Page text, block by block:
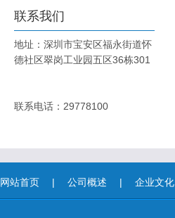
联系我们
地址：深圳市宝安区福永街道怀
德社区翠岗工业园五区36栋301
联系电话：29778100
网站首页 | 公司概述 | 企业文化